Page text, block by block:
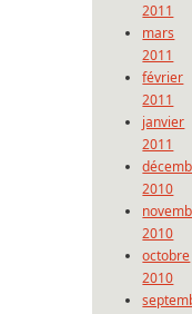
2011
mars
2011
février
2011
janvier
2011
2010
2010
octobre
2010